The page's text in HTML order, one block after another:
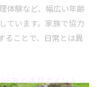
体験など、幅広い年齢
ています。家族で協力
ることで、日常とは異
年の注目ポイント